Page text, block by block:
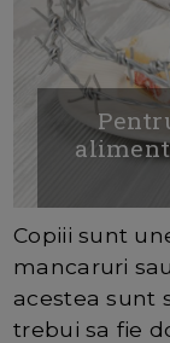
Copiii sunt
mancaruri
acestea sunt
trebui sa fie